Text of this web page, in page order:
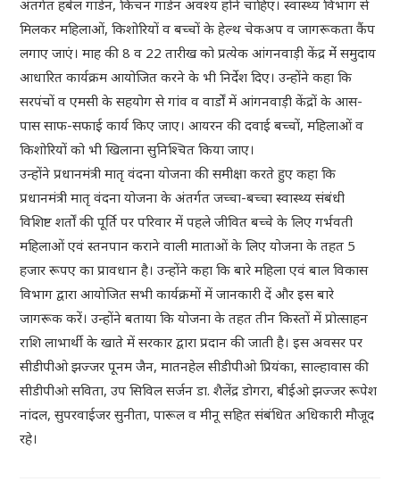
अंतर्गत हर्बल गार्डन, किचन गार्डन अवश्य होने चाहिए। स्वास्थ्य विभाग से
मिलकर महिलाओं, किशोरियों व बच्चों के हेल्थ चेकअप व जागरूकता कैंप
लगाए जाएं। माह की 8 व 22 तारीख को प्रत्येक आंगनवाड़ी केंद्र मेंं समुदाय
आधारित कार्यक्रम आयोजित करने के भी निर्देश दिए। उन्होंने कहा कि
सरपंचों व एमसी के सहयोग से गांव व वार्डों में आंगनवाड़ी केंद्रों के आस-
पास साफ-सफाई कार्य किए जाए। आयरन की दवाई बच्चों, महिलाओं व
किशोरियों को भी खिलाना सुनिश्चित किया जाए।
उन्होंने प्रधानमंत्री मातृ वंदना योजना की समीक्षा करते हुए कहा कि
प्रधानमंत्री मातृ वंदना योजना के अंतर्गत जच्चा-बच्चा स्वास्थ्य संबंधी
विशिष्ट शर्तों की पूर्ति पर परिवार में पहले जीवित बच्चे के लिए गर्भवती
महिलाओं एवं स्तनपान कराने वाली माताओं के लिए योजना के तहत 5
हजार रूपए का प्रावधान है। उन्होंने कहा कि बारे महिला एवं बाल विकास
विभाग द्वारा आयोजित सभी कार्यक्रमों में जानकारी दें और इस बारे
जागरूक करें। उन्होंने बताया कि योजना के तहत तीन किस्तों में प्रोत्साहन
राशि लाभार्थी के खाते में सरकार द्वारा प्रदान की जाती है। इस अवसर पर
सीडीपीओ झज्जर पूनम जैन, मातनहेल सीडीपीओ प्रियंका, साल्हावास की
सीडीपीओ सविता, उप सिविल सर्जन डा. शैलेंद्र डोगरा, बीईओ झज्जर रूपेश
नांदल, सुपरवाईजर सुनीता, पारूल व मीनू सहित संबंधित अधिकारी मौजूद
रहे।